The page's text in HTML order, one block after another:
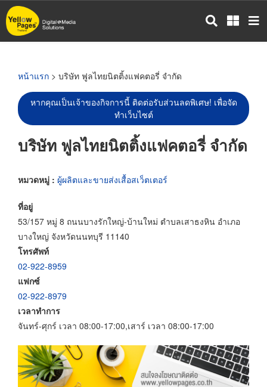
ข้าม
ไป
หน้าแรก > บริษัท ฟูลไทยนิตติ้งแฟคตอรี่ จำกัด
หากคุณเป็นเจ้าของกิจการนี้ ติดต่อรับส่วนลดพิเศษ! เพื่อจัด
ทำเว็บไซต์
บริษัท ฟูลไทยนิตติ้งแฟคตอรี่ จำกัด
หมวดหมู่ : ผู้ผลิตและขายส่งเสื้อสเว็ตเตอร์
ที่อยู่
53/157 หมู่ 8 ถนนบางรักใหญ่-บ้านใหม่ ตำบลเสาธงหิน อำเภอ
บางใหญ่ จังหวัดนนทบุรี 11140
โทรศัพท์
02-922-8959
แฟกซ์
02-922-8979
เวลาทำการ
จันทร์-ศุกร์ เวลา 08:00-17:00,เสาร์ เวลา 08:00-17:00